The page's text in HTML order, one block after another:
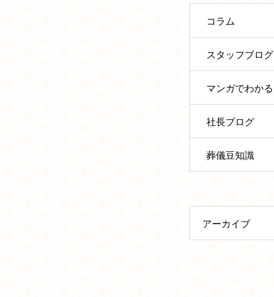
コラム
スタッフブログ
マンガでわかる
社長ブログ
葬儀豆知識
アーカイブ